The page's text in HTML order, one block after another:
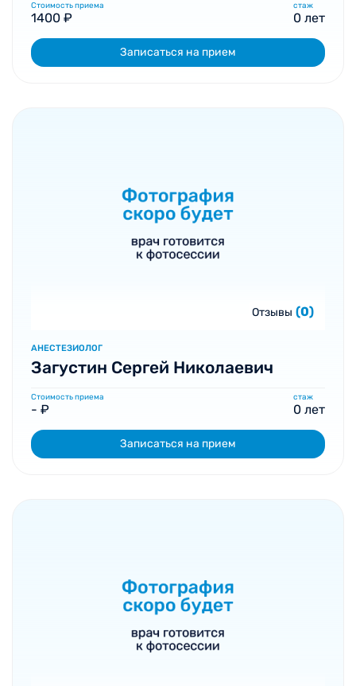
Стоимость приема
1400 ₽
стаж
0 лет
Записаться на прием
Отзывы (0)
АНЕСТЕЗИОЛОГ
Загустин Сергей Николаевич
Стоимость приема
- ₽
стаж
0 лет
Записаться на прием